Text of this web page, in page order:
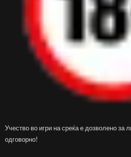
Учество во игри на среќа е дозволено за
одговорно!